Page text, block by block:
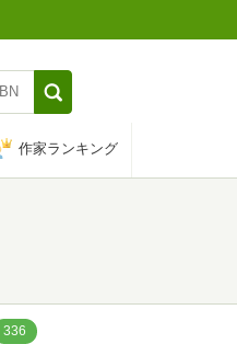
作家ランキング
336